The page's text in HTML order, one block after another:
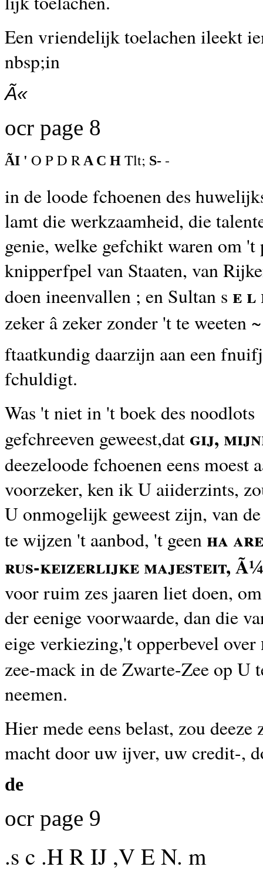
Een vriendelijk toelachen ileekt
nbsp;in
Ã«
ocr page 8
ÃI ' O P D R A C H Tlt; S- -
in de loode fchoenen des
lamt die werkzaamheid, die
genie, welke gefchikt waren om
knipperfpel van Staaten, van
doen ineenvallen ; en Sultan s e l
zeker â zeker zonder 't te weeten
ftaatkundig daarzijn aan een
fchuldigt.
Was 't niet in 't boek des noodlots
gefchreeven geweest,dat gij,
deezeloode fchoenen eens moest
voorzeker, ken ik U aiiderzints,
U onmogelijk geweest zijn, van
te wijzen 't aanbod, 't geen ha are
rus-keizerlijke majesteit, Ã¼
voor ruim zes jaaren liet doen,
der eenige voorwaarde, dandie
eige verkiezing,'t opperbevel over
zee-mack in de Zwarte-Zee op U
neemen.
Hier mede eens belast, zou deeze
macht door uw ijver, uw credit-,
de
ocr page 9
.s c .H R IJ ,V E N. m